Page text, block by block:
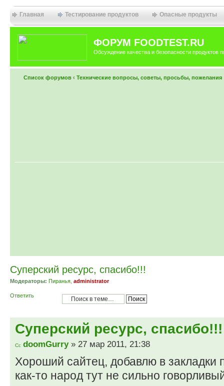
Главная Тестирование продуктов Опасные продукты
ФОРУМ FOODTEST.RU
Обсуждение качества и безопасности продуктов
Список форумов ‹ Технические вопросы, советы, просьбы, пожелания
Суперский ресурс, спасибо!!!
Модераторы: Пиранья administrator
Ответить
Суперский ресурс, спасибо!!!
doomGurry» 27 мар 2011, 21:38
Хороший сайтец, добавлю в закладки
как-то народ тут не сильно